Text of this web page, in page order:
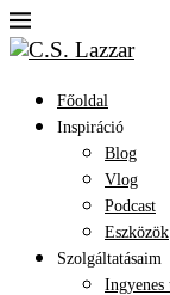
Főoldal
Inspiráció
Blog
Vlog
Podcast
Eszközök
Szolgáltatásaim
Ingyenes